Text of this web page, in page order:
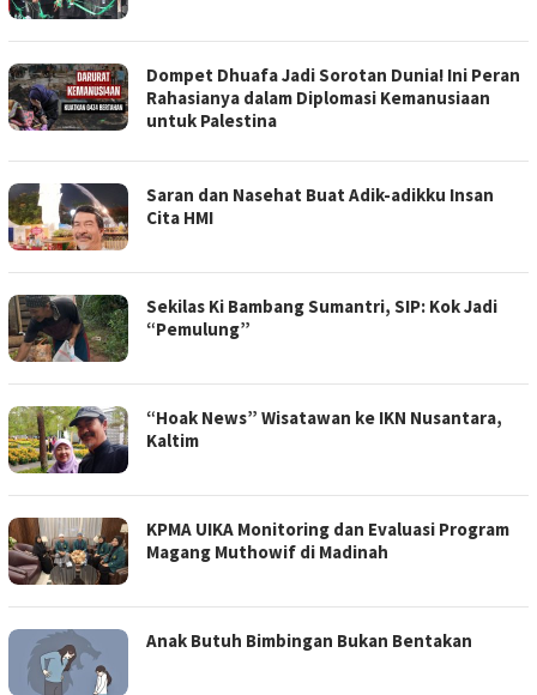
Dompet Dhuafa Jadi Sorotan Dunia! Ini Peran
Rahasianya dalam Diplomasi Kemanusiaan
untuk Palestina
Saran dan Nasehat Buat Adik-adikku Insan
Cita HMI
Sekilas Ki Bambang Sumantri, SIP: Kok Jadi
“Pemulung”
“Hoak News” Wisatawan ke IKN Nusantara,
Kaltim
KPMA UIKA Monitoring dan Evaluasi Program
Magang Muthowif di Madinah
Anak Butuh Bimbingan Bukan Bentakan